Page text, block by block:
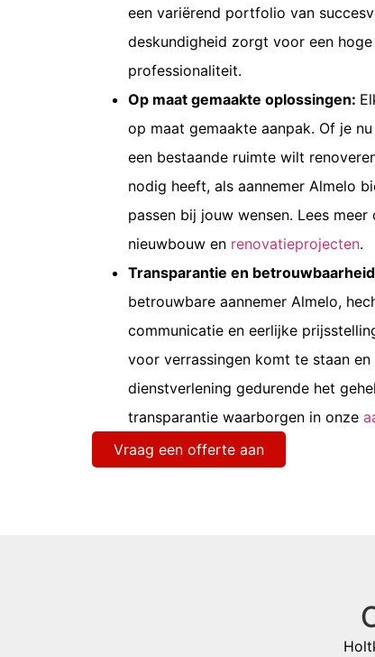
een variërend portfolio van
deskundigheid zorgt voor een
professionaliteit.
Op maat gemaakte oplossingen:
op maat gemaakte aanpak. Of je
een bestaande ruimte wilt
nodig heeft, als aannemer Almelo
passen bij jouw wensen. Lees meer
nieuwbouw en renovatieprojecten.
Transparantie en
betrouwbare aannemer Almelo,
communicatie en eerlijke
voor verrassingen komt te staan
dienstverlening gedurende het
transparantie waarborgen in onze
Vraag een offerte aan